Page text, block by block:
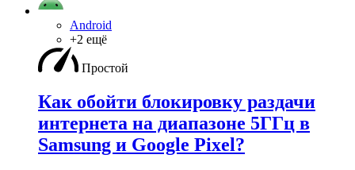
Android
+2 ещё
Простой
Как обойти блокировку раздачи
интернета на диапазоне 5ГГц в
Samsung и Google Pixel?